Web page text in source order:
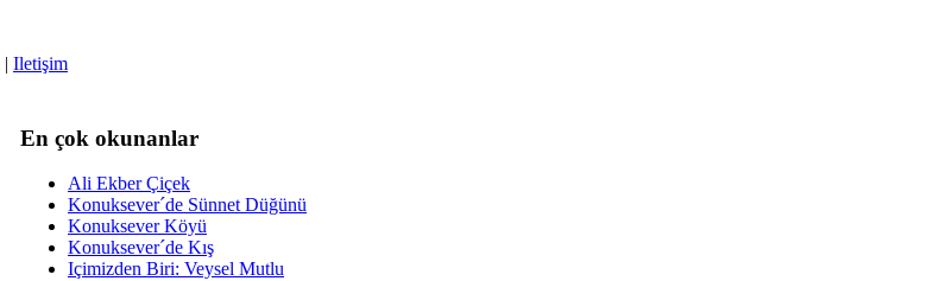
| Iletişim
En çok okunanlar
Ali Ekber Çiçek
Konuksever´de Sünnet Düğünü
Konuksever Köyü
Konuksever´de Kış
Içimizden Biri: Veysel Mutlu